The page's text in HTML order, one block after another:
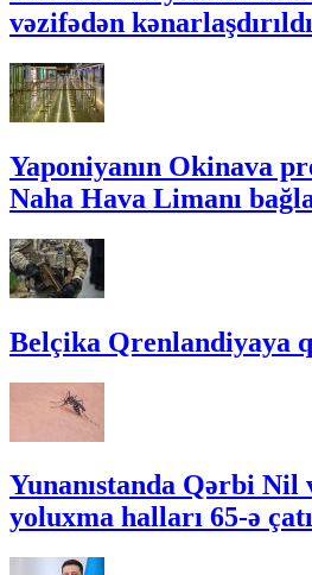
vəzifədən kənarlaşdırıldı
Yaponiyanın Okinava
Naha Hava Limanı
Belçika Qrenlandiyaya
Yunanıstanda Qərbi Nil
yoluxma halları 65-ə